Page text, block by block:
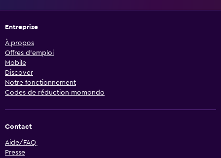
Entreprise
À propos
Offres d’emploi
Mobile
Discover
Notre fonctionnement
Codes de réduction momondo
Contact
Aide/FAQ
Presse